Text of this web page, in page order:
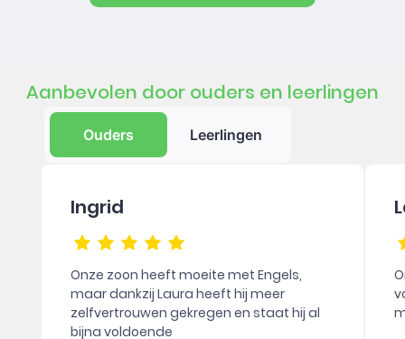
Aanbevolen door ouders en leerlingen
Ouders Leerlingen
Ingrid
Onze zoon heeft moeite met Engels,
maar dankzij Laura heeft hij meer
zelfvertrouwen gekregen en staat hij al
bijna voldoende